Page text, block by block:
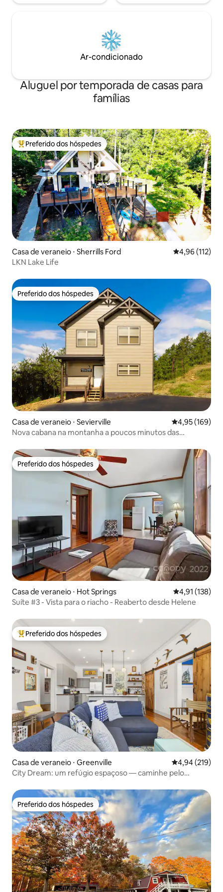
Ar-condicionado
Aluguel por temporada de casas para
famílias
Entre os melhores preferidos dos hóspedes
Preferido dos hóspedes
Casa de veraneio ⋅ Sherrills Ford 4,96 de uma
4,96 (112)
LKN Lake Life
Preferido dos hóspedes
Preferido dos hóspedes
Casa de veraneio ⋅ Sevierville 4,95 de uma
4,95 (169)
Nova cabana na montanha a poucos minutos das
Preferido dos hóspedes
Preferido dos hóspedes
Casa de veraneio ⋅ Hot Springs 4,91 de uma
4,91 (138)
Suíte #3 - Vista para o riacho - Reaberto desde Helene
Entre os melhores preferidos dos hóspedes
Preferido dos hóspedes
Casa de veraneio ⋅ Greenville 4,94 de uma
4,94 (219)
City Dream: um refúgio espaçoso — caminhe pelo
Preferido dos hóspedes
Preferido dos hóspedes